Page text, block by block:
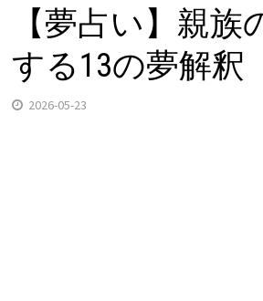
【夢占い】親族
する13の夢解釈
2026-05-23